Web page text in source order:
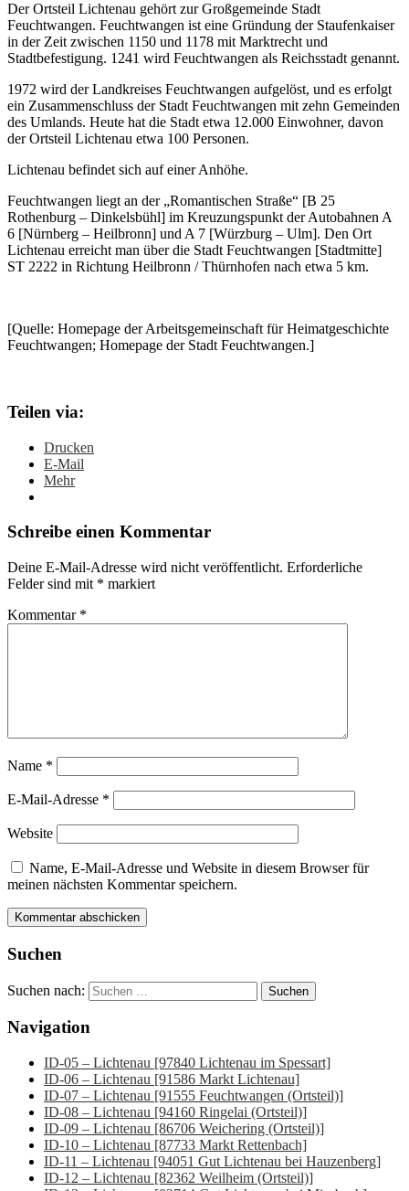
Der Ortsteil Lichtenau gehört zur Großgemeinde Stadt
Feuchtwangen. Feuchtwangen ist eine Gründung der Staufenkaiser
in der Zeit zwischen 1150 und 1178 mit Marktrecht und
Stadtbefestigung. 1241 wird Feuchtwangen als Reichsstadt genannt.
1972 wird der Landkreises Feuchtwangen aufgelöst, und es erfolgt
ein Zusammenschluss der Stadt Feuchtwangen mit zehn Gemeinden
des Umlands. Heute hat die Stadt etwa 12.000 Einwohner, davon
der Ortsteil Lichtenau etwa 100 Personen.
Lichtenau befindet sich auf einer Anhöhe.
Feuchtwangen liegt an der „Romantischen Straße“ [B 25
Rothenburg – Dinkelsbühl] im Kreuzungspunkt der Autobahnen A
6 [Nürnberg – Heilbronn] und A 7 [Würzburg – Ulm]. Den Ort
Lichtenau erreicht man über die Stadt Feuchtwangen [Stadtmitte]
ST 2222 in Richtung Heilbronn / Thürnhofen nach etwa 5 km.
[Quelle: Homepage der Arbeitsgemeinschaft für Heimatgeschichte
Feuchtwangen; Homepage der Stadt Feuchtwangen.]
Teilen via:
Drucken
E-Mail
Mehr
Schreibe einen Kommentar
Deine E-Mail-Adresse wird nicht veröffentlicht. Erforderliche
Felder sind mit * markiert
Kommentar *
Name *
E-Mail-Adresse *
Website
Name, E-Mail-Adresse und Website in diesem Browser für
meinen nächsten Kommentar speichern.
Suchen
Suchen nach:
Navigation
ID-05 – Lichtenau [97840 Lichtenau im Spessart]
ID-06 – Lichtenau [91586 Markt Lichtenau]
ID-07 – Lichtenau [91555 Feuchtwangen (Ortsteil)]
ID-08 – Lichtenau [94160 Ringelai (Ortsteil)]
ID-09 – Lichtenau [86706 Weichering (Ortsteil)]
ID-10 – Lichtenau [87733 Markt Rettenbach]
ID-11 – Lichtenau [94051 Gut Lichtenau bei Hauzenberg]
ID-12 – Lichtenau [82362 Weilheim (Ortsteil)]